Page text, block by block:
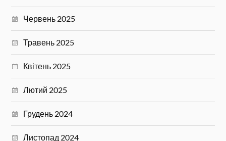
Червень 2025
Травень 2025
Квітень 2025
Лютий 2025
Грудень 2024
Листопад 2024